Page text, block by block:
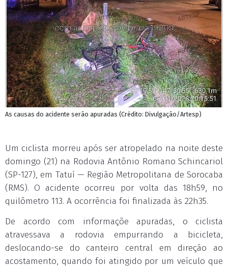
As causas do acidente serão apuradas (Crédito: Divulgação/Artesp)
Um ciclista morreu após ser atropelado na noite deste
domingo (21) na Rodovia Antônio Romano Schincariol
(SP-127), em Tatuí — Região Metropolitana de Sorocaba
(RMS). O acidente ocorreu por volta das 18h59, no
quilômetro 113. A ocorrência foi finalizada às 22h35.
De acordo com informaçõe apuradas, o ciclista
atravessava a rodovia empurrando a bicicleta,
deslocando-se do canteiro central em direção ao
acostamento, quando foi atingido por um veículo que